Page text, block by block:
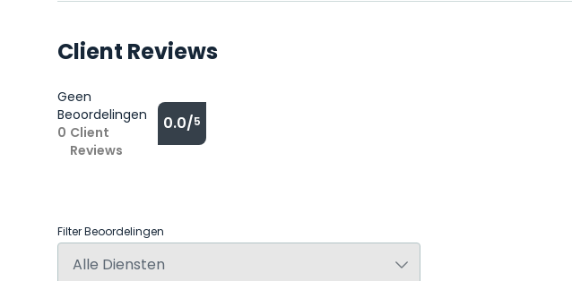
Client Reviews
Geen
Beoordelingen
0 Client
Reviews
0.0/5
Filter Beoordelingen